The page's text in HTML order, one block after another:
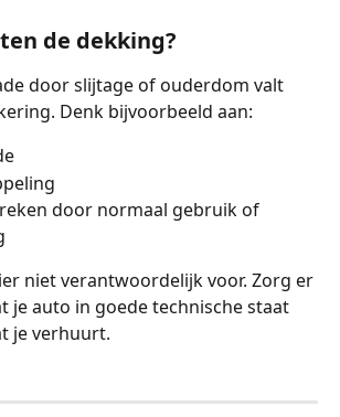
de dekking?
door slijtage of ouderdom valt
Denk bijvoorbeeld aan:
door normaal gebruik of
niet verantwoordelijk voor. Zorg er
je auto in goede technische staat
je verhuurt.